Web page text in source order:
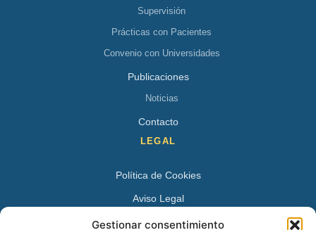
Gestionar consentimiento
Supervisión
Prácticas con Pacientes
Convenio con Universidades
Publicaciones
Noticias
Contacto
LEGAL
Política de Cookies
Aviso Legal
Política de Privacidad